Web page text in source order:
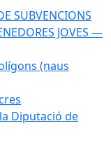
SUBVENCIONS
JOVES —
(naus
Diputació de